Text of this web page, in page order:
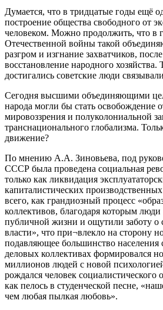
Думается, что в тридцатые годы ещё
построение общества свободного от
человеком. Можно продолжить, что в
Отечественной войны такой
разгром и изгнание захватчиков,
восстановление народного хозяйства.
достигались советские люди
Сегодня высшими объединяющими
народа могли бы стать освобождение
мировоззрения и полуколониальной
транснационального глобализма.
движение?
По мнению А.А. Зиновьева, под
СССР была проведена социальная
только как ликвидация
капиталистических
всего, как грандиозный процесс
коллективов, благодаря которым
публичной жизни и ощутили заботу о
власти», что при¬влекло на сторону
подавляющее большинство
деловых коллективах формировался
миллионов людей с новой
рождался человек социалистического
как пелось в студенческой песне,
чем любая пылкая любовь».